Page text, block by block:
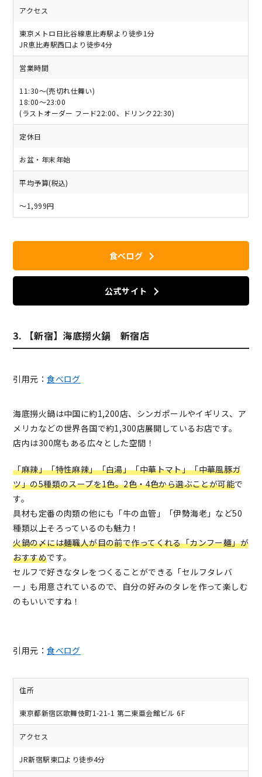
アクセス
東京メトロ日比谷線恵比寿駅より徒歩1分
JR恵比寿駅西口より徒歩4分
営業時間
11:30～(売切れ仕舞い)
18:00～23:00
(ラストオーダー フード22:00、ドリンク22:30)
定休日
お盆・年末年始
平均予算(税込)
～1,999円
食べログ
公式サイト
3. 【新宿】海底撈火鍋 新宿店
引用元：食べログ
海底撈火鍋は中国に約1,200店、シンガポールやイギリス、ア
メリカなどの世界各国で約1,300店展開しているお店です。
店内は300席もある広々とした空間！
「麻辣」「特性麻辣」「白湯」「中華トマト」「中華風豚ガ
ツ」の5種類のスープを1色。2色・4色から選ぶことが可能で
す。
具材も定番の肉類の他にも「牛の血管」「伊勢海老」など50
種類以上そろっているのも魅力！
火鍋の〆には麺職人が目の前で作ってくれる「カンフー麺」が
おすすめです。
セルフで好きなタレをつくることができる「セルフタレバ
ー」も用意されているので、自分の好みのタレを作って楽しむ
のもいいですね！
引用元：食べログ
住所
東京都新宿区歌舞伎町1-21-1 第二東亜会館ビル 6F
アクセス
JR新宿駅東口より徒歩4分